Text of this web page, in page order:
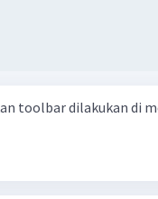
toolbar dilakukan di